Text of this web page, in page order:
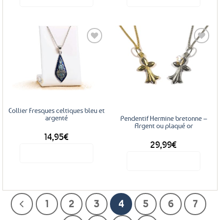
Collier Fresques celtiques bleu et
argenté
14,95€
Ajouter
Pendentif Hermine bretonne –
Argent ou plaqué or
29,99€
a
plusieurs
variations.
1 2 3 4 5 6
7